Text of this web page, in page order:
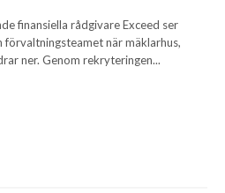
finansiella rådgivare Exceed ser
förvaltningsteamet när mäklarhus,
ner. Genom rekryteringen...